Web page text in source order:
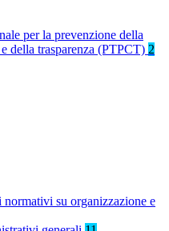
per la prevenzione della
della trasparenza (PTPCT) 2
su organizzazione e